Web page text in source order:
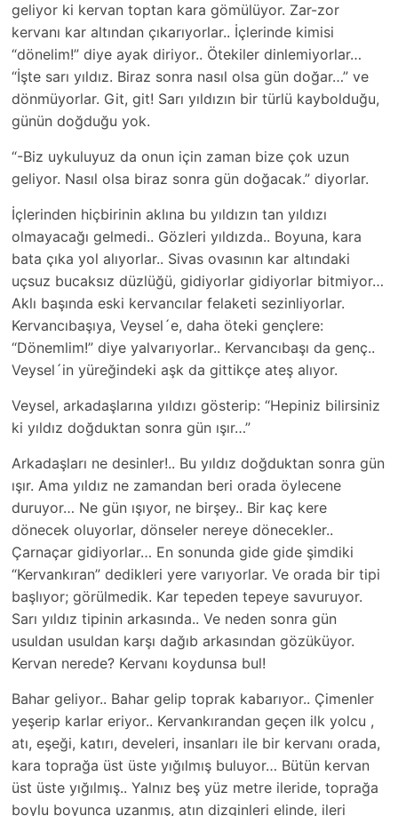
geliyor ki kervan toptan kara gömülüyor. Zar-zor
kervanı kar altından çıkarıyorlar.. İçlerinde kimisi
“dönelim!” diye ayak diriyor.. Ötekiler dinlemiyorlar…
“İşte sarı yıldız. Biraz sonra nasıl olsa gün doğar…” ve
dönmüyorlar. Git, git! Sarı yıldızın bir türlü kaybolduğu,
günün doğduğu yok.
“-Biz uykuluyuz da onun için zaman bize çok uzun
geliyor. Nasıl olsa biraz sonra gün doğacak.” diyorlar.
İçlerinden hiçbirinin aklına bu yıldızın tan yıldızı
olmayacağı gelmedi.. Gözleri yıldızda.. Boyuna, kara
bata çıka yol alıyorlar.. Sivas ovasının kar altındaki
uçsuz bucaksız düzlüğü, gidiyorlar gidiyorlar bitmiyor…
Aklı başında eski kervancılar felaketi sezinliyorlar.
Kervancıbaşıya, Veysel´e, daha öteki gençlere:
“Dönemlim!” diye yalvarıyorlar.. Kervancıbaşı da genç..
Veysel´in yüreğindeki aşk da gittikçe ateş alıyor.
Veysel, arkadaşlarına yıldızı gösterip: “Hepiniz bilirsiniz
ki yıldız doğduktan sonra gün ışır…”
Arkadaşları ne desinler!.. Bu yıldız doğduktan sonra gün
ışır. Ama yıldız ne zamandan beri orada öylecene
duruyor… Ne gün ışıyor, ne birşey.. Bir kaç kere
dönecek oluyorlar, dönseler nereye dönecekler..
Çarnaçar gidiyorlar… En sonunda gide gide şimdiki
“Kervankıran” dedikleri yere varıyorlar. Ve orada bir tipi
başlıyor; görülmedik. Kar tepeden tepeye savuruyor.
Sarı yıldız tipinin arkasında.. Ve neden sonra gün
usuldan usuldan karşı dağıb arkasından gözüküyor.
Kervan nerede? Kervanı koydunsa bul!
Bahar geliyor.. Bahar gelip toprak kabarıyor.. Çimenler
yeşerip karlar eriyor.. Kervankırandan geçen ilk yolcu ,
atı, eşeği, katırı, develeri, insanları ile bir kervanı orada,
kara toprağa üst üste yığılmış buluyor… Bütün kervan
üst üste yığılmış.. Yalnız beş yüz metre ileride, toprağa
boylu boyunca uzanmış, atın dizginleri elinde, ileri